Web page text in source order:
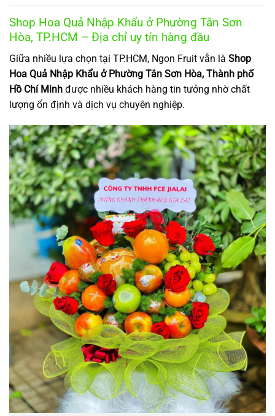
Shop Hoa Quả Nhập Khẩu ở Phường Tân Sơn
Hòa, TP.HCM – Địa chỉ uy tín hàng đầu
Giữa nhiều lựa chọn tại TP.HCM, Ngon Fruit vẫn là Shop
Hoa Quả Nhập Khẩu ở Phường Tân Sơn Hòa, Thành phố
Hồ Chí Minh được nhiều khách hàng tin tưởng nhờ chất
lượng ổn định và dịch vụ chuyên nghiệp.